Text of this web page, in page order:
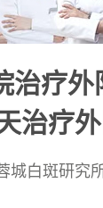
治疗
治疗
城白斑研究